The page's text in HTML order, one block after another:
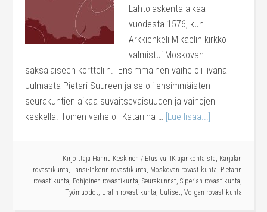
Lähtölaskenta alkaa
vuodesta 1576, kun
Arkkienkeli Mikaelin kirkko
valmistui Moskovan
saksalaiseen kortteliin. Ensimmäinen vaihe oli Iivana
Julmasta Pietari Suureen ja se oli ensimmäisten
seurakuntien aikaa suvaitsevaisuuden ja vainojen
keskellä. Toinen vaihe oli Katariina … [Lue lisää...]
Kirjoittaja Hannu Keskinen / Etusivu, IK ajankohtaista, Karjalan
rovastikunta, Länsi-Inkerin rovastikunta, Moskovan rovastikunta, Pietarin
rovastikunta, Pohjoinen rovastikunta, Seurakunnat, Siperian rovastikunta,
Työmuodot, Uralin rovastikunta, Uutiset, Volgan rovastikunta